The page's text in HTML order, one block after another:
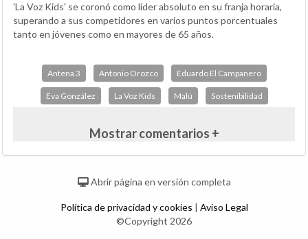
'La Voz Kids' se coronó como líder absoluto en su franja horaria,
superando a sus competidores en varios puntos porcentuales
tanto en jóvenes como en mayores de 65 años.
Antena 3 Antonio Orozco Eduardo El Campanero
Eva González La Voz Kids Malú Sostenibilidad
Mostrar comentarios +
Abrir página en versión completa
Política de privacidad y cookies | Aviso Legal
©Copyright 2026